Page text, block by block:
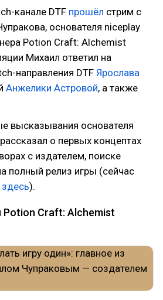
канале DTF прошёл стрим с
основателя niceplay
Potion Craft: Alchemist
Михаил ответил на
направления DTF Ярослава
Анжелики Астровой, а также
высказывания основателя
о первых концептах
с издателем, поиске
полный релиз игры (сейчас
здесь).
Craft: Alchemist